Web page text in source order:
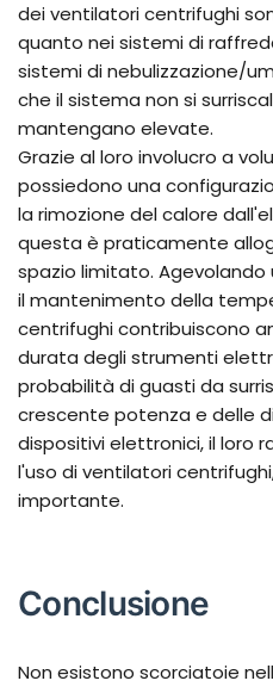
dei ventilatori centrifughi
quanto nei sistemi di
sistemi di nebulizzazione/
che il sistema non si
mantengano elevate.
Grazie al loro involucro a
possiedono una
la rimozione del calore
questa è praticamente
spazio limitato.
il mantenimento della
centrifughi contribuiscono
durata degli strumenti
probabilità di guasti da
crescente potenza e delle
dispositivi elettronici, il loro
l'uso di ventilatori
importante.
Conclusione
Non esistono scorciatoie